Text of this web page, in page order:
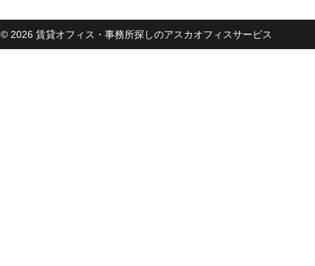
© 2026 賃貸オフィス・事務所探しのアスカオフィスサービス